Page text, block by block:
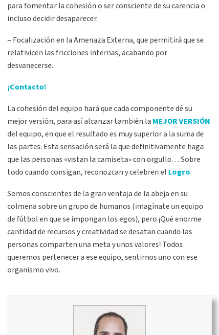
para fomentar la cohesión o ser consciente de su carencia o
incluso decidir desaparecer.
– Focalización en la Amenaza Externa, que permitirá que se
relativicen las fricciones internas, acabando por
desvanecerse.
¡Contacto!
La cohesión del equipo hará que cada componente dé su
mejor versión, para así alcanzar también la MEJOR VERSIÓN
del equipo, en que el resultado es muy superior a la suma de
las partes. Esta sensación será la que definitivamente haga
que las personas «vistan la camiseta» con orgullo… Sobre
todo cuando consigan, reconozcan y celebren el Logro.
Somos conscientes de la gran ventaja de la abeja en su
colmena sobre un grupo de humanos (imagínate un equipo
de fútbol en que se impongan los egos), pero ¡Qué enorme
cantidad de recursos y creatividad se desatan cuando las
personas comparten una meta y unos valores! Todos
queremos pertenecer a ese equipo, sentirnos uno con ese
organismo vivo.